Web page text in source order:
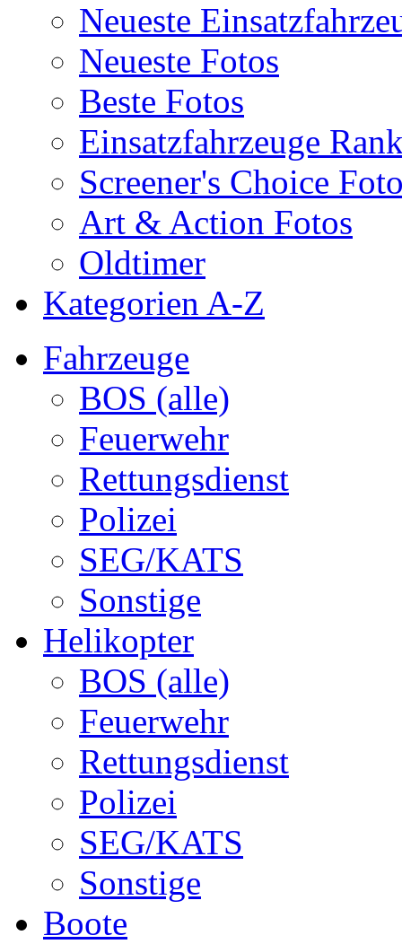
Neueste
Neueste Fotos
Beste Fotos
Einsatzfahrzeuge
Screener's Choice
Art & Action Fotos
Oldtimer
Kategorien A-Z
Fahrzeuge
BOS (alle)
Feuerwehr
Rettungsdienst
Polizei
SEG/KATS
Sonstige
Helikopter
BOS (alle)
Feuerwehr
Rettungsdienst
Polizei
SEG/KATS
Sonstige
Boote